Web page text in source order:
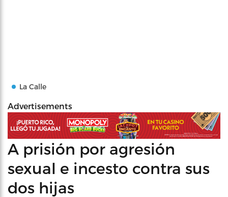
La Calle
Advertisements
A prisión por agresión
sexual e incesto contra sus
dos hijas